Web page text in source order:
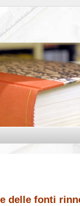
delle fonti